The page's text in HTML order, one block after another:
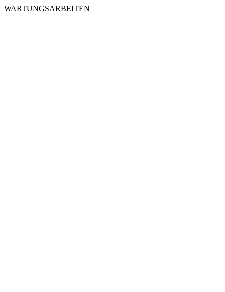
WARTUNGSARBEITEN